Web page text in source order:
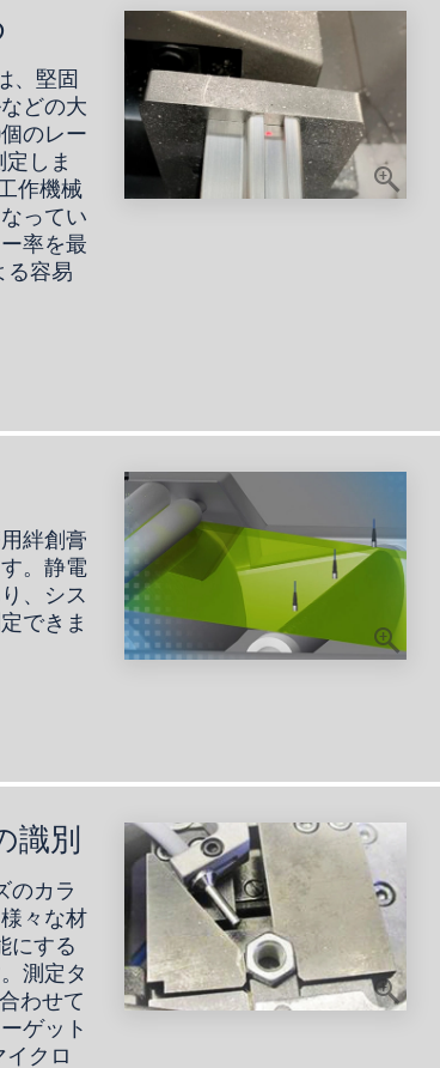
、堅固
どの大
のレー
しま
作機械
ってい
率を最
る容易
絆創膏
。静電
、シス
できま
識別
のカラ
々な材
にする
測定タ
わせて
ゲット
クロ